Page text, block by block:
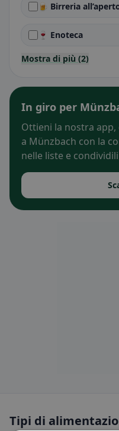
🍺 Birreria
🍷 Enoteca
Mostra di più (2)
In giro per
Ottieni la nostra
a Münzbach con la
nelle liste e
Tipi di